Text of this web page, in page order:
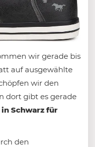
wir gerade bis
auf ausgewählte
wir den
dort gibt es gerade
Schwarz für
den